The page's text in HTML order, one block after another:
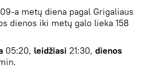
a metų diena pagal Grigaliaus
dienos iki metų galo lieka 158
05:20, leidžiasi 21:30, dienos